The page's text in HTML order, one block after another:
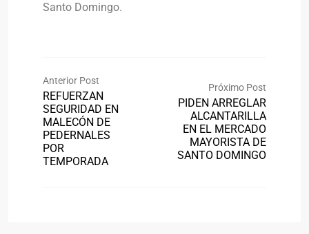
Santo Domingo.
Anterior Post
REFUERZAN
SEGURIDAD EN
MALECÓN DE
PEDERNALES
POR
TEMPORADA
Próximo Post
PIDEN ARREGLAR
ALCANTARILLA
EN EL MERCADO
MAYORISTA DE
SANTO DOMINGO